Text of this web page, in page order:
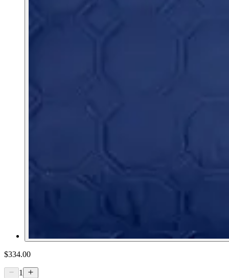
$334.00
1